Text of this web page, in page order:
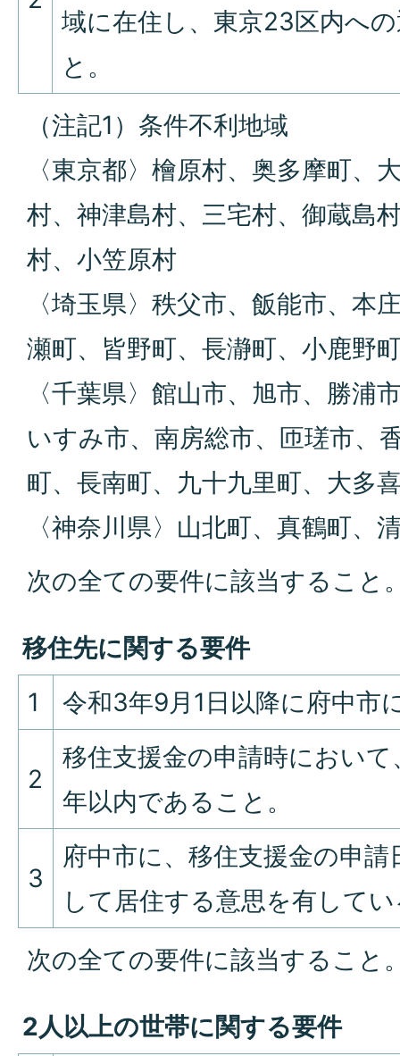
域に在住し、東京23区内へ
と。
（注記1）条件不利地域
〈東京都〉檜原村、奥多摩町、
村、神津島村、三宅村、御蔵島
村、小笠原村
〈埼玉県〉秩父市、飯能市、本
瀬町、皆野町、長瀞町、小鹿野
〈千葉県〉館山市、旭市、勝浦
いすみ市、南房総市、匝瑳市、
町、長南町、九十九里町、大多
〈神奈川県〉山北町、真鶴町、
次の全ての要件に該当すること
移住先に関する要件
1
令和3年9月1日以降に府中市
2
移住支援金の申請時におい
年以内であること。
3
府中市に、移住支援金の申
して居住する意思を有して
次の全ての要件に該当すること
2人以上の世帯に関する要件